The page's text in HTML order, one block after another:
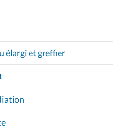
élargi et greffier